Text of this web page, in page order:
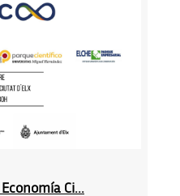
Economía Ci...